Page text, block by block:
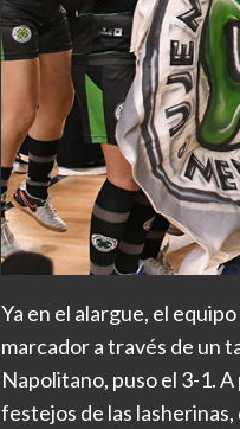
Ya en el alargue, el
marcador a través de un
Napolitano, puso el 3-1.
festejos de las